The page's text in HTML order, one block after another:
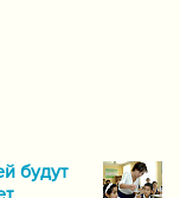
будут